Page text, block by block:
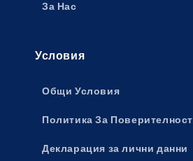
За Нас
Условия
Общи Условия
Политика За Поверителност
Декларация за лични данни